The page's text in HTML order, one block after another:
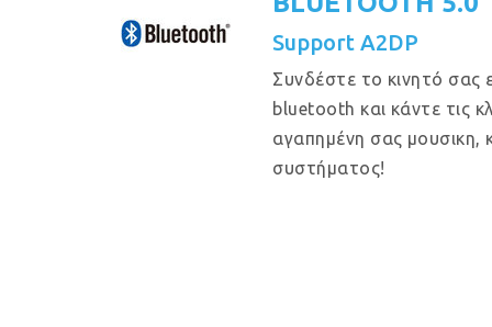
Support A2DP
Συνδέστε το κινητό σας
bluetooth και κάντε τις
αγαπημένη σας
συστήματος!